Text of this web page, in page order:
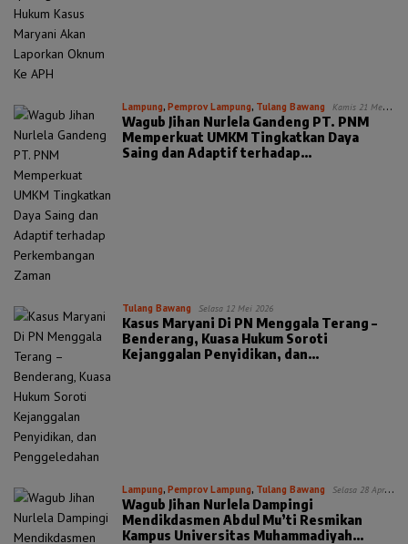
Lampung, Pemprov Lampung, Tulang Bawang
Kamis 21 Mei
2026
Wagub Jihan Nurlela Gandeng PT. PNM
Memperkuat UMKM Tingkatkan Daya
Saing dan Adaptif terhadap
Tulang Bawang Selasa 12 Mei 2026
Kasus Maryani Di PN Menggala Terang –
Benderang, Kuasa Hukum Soroti
Kejanggalan Penyidikan, dan
Lampung, Pemprov Lampung, Tulang Bawang
Selasa 28 April
2026
Wagub Jihan Nurlela Dampingi
Mendikdasmen Abdul Mu’ti Resmikan
Kampus Universitas Muhammadiyah